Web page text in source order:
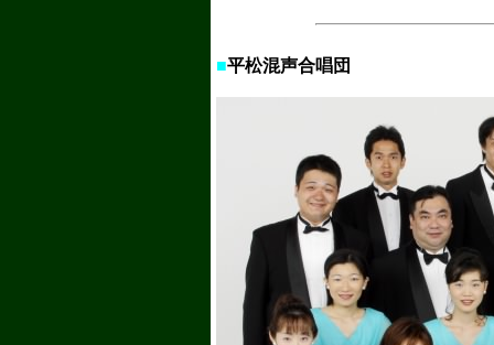
■平松混声合唱団